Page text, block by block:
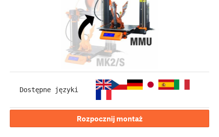
Dostępne języki
Rozpocznij montaż